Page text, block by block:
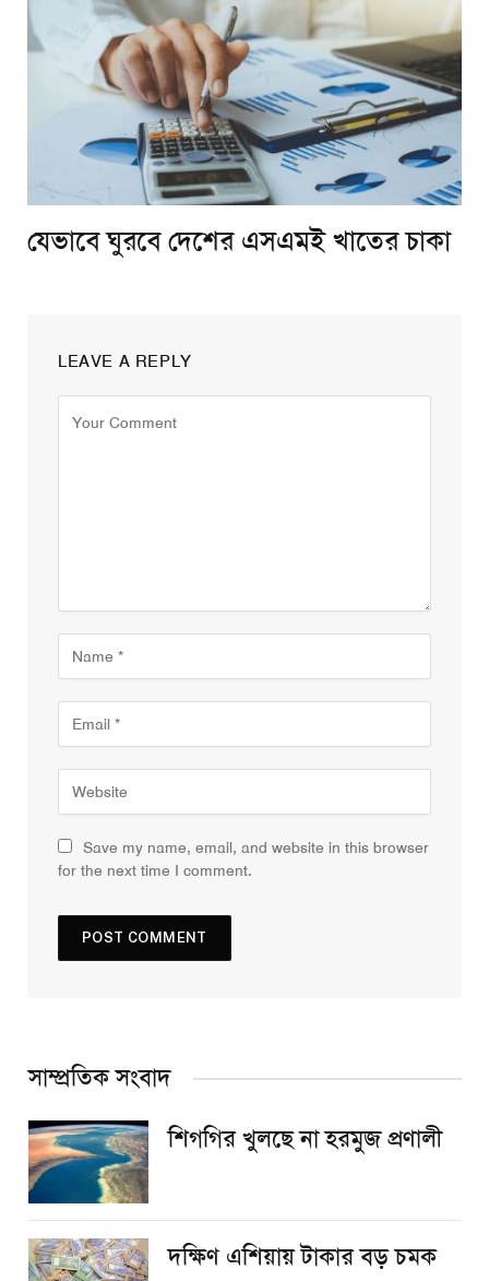
যেভাবে ঘুরবে দেশের এসএমই খাতের চাকা
LEAVE A REPLY
Save my name, email, and website in this browser
for the next time I comment.
সাম্প্রতিক সংবাদ
শিগগির খুলছে না হরমুজ প্রণালী
দক্ষিণ এশিয়ায় টাকার বড় চমক